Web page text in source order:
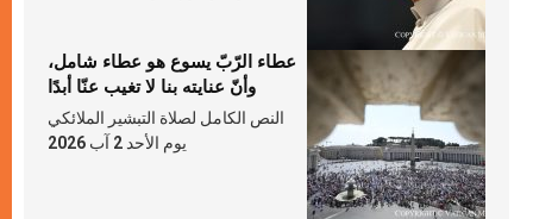
عطاء الرّبّ يسوع هو عطاء شامل،
وأنّ عنايته بنا لا تغيب عنّا أبدًا
النص الكامل لصلاة التبشير الملائكي
يوم الأحد 2 آب 2026